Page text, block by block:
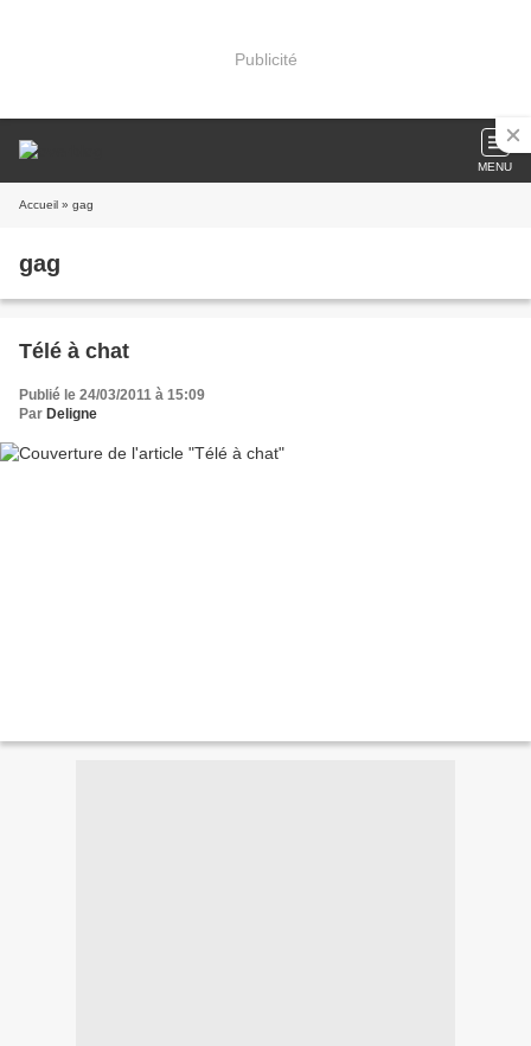
Publicité
MENU
Accueil » gag
gag
Télé à chat
Publié le 24/03/2011 à 15:09
Par Deligne